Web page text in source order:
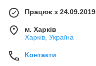
Працює з 24.09.2019
м. Харків
Харків, Україна
Контакти